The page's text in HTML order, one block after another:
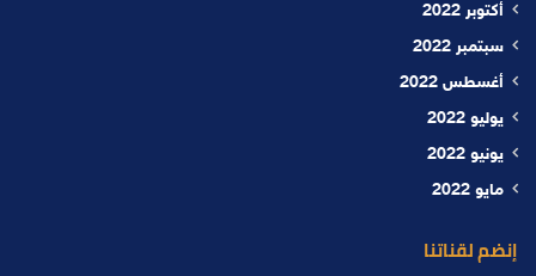
أكتوبر 2022
سبتمبر 2022
أغسطس 2022
يوليو 2022
يونيو 2022
مايو 2022
إنضم لقناتنا